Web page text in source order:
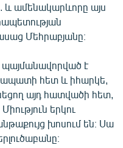
և ամենակարևորը այս
Մեհրաբյանը։
պայմանավորված է
հետ և իհարկե,
այդ հատվածի հետ,
երկու
խոսում են։ Սա